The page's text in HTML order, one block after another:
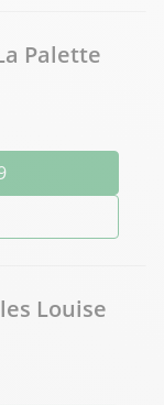
Palette
Louise